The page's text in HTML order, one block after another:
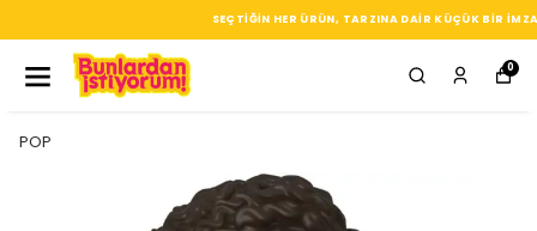
SEÇTIĞIN HER ÜRÜN, TARZINA DAIR KÜÇÜK BIR IMZA
0
POP